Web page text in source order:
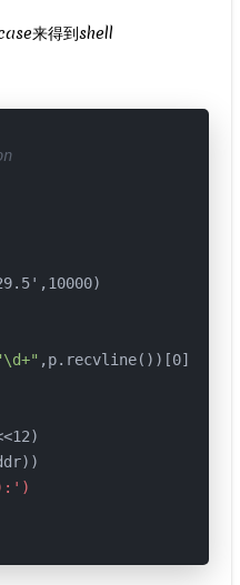
来得到shell
,p.recvline())[0])